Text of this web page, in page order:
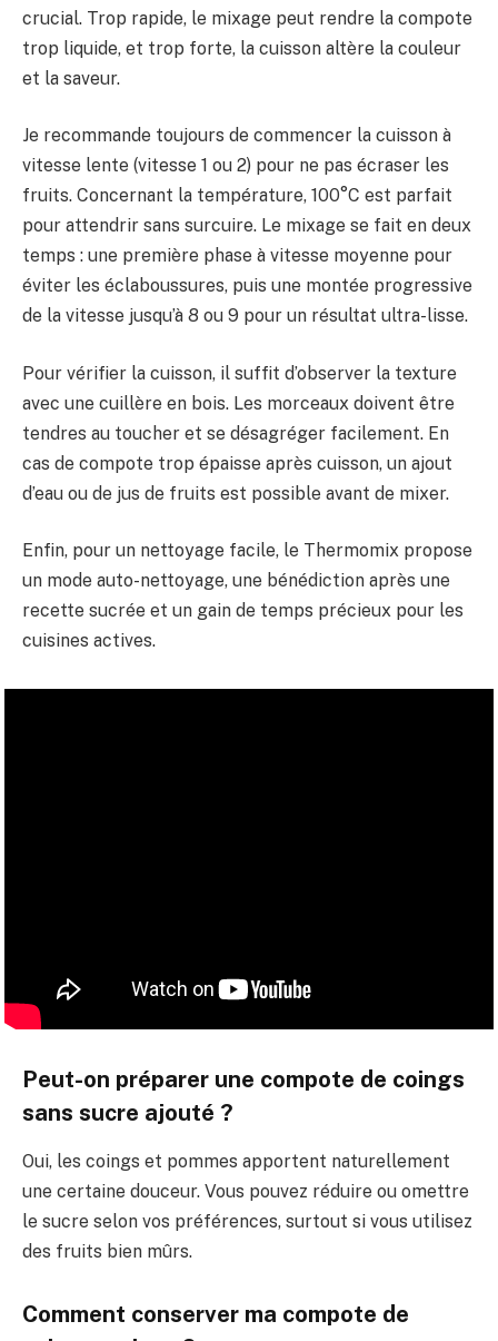
crucial. Trop rapide, le mixage peut rendre la compote
trop liquide, et trop forte, la cuisson altère la couleur
et la saveur.
Je recommande toujours de commencer la cuisson à
vitesse lente (vitesse 1 ou 2) pour ne pas écraser les
fruits. Concernant la température, 100°C est parfait
pour attendrir sans surcuire. Le mixage se fait en deux
temps : une première phase à vitesse moyenne pour
éviter les éclaboussures, puis une montée progressive
de la vitesse jusqu’à 8 ou 9 pour un résultat ultra-lisse.
Pour vérifier la cuisson, il suffit d’observer la texture
avec une cuillère en bois. Les morceaux doivent être
tendres au toucher et se désagréger facilement. En
cas de compote trop épaisse après cuisson, un ajout
d’eau ou de jus de fruits est possible avant de mixer.
Enfin, pour un nettoyage facile, le Thermomix propose
un mode auto-nettoyage, une bénédiction après une
recette sucrée et un gain de temps précieux pour les
cuisines actives.
Peut-on préparer une compote de coings
sans sucre ajouté ?
Oui, les coings et pommes apportent naturellement
une certaine douceur. Vous pouvez réduire ou omettre
le sucre selon vos préférences, surtout si vous utilisez
des fruits bien mûrs.
Comment conserver ma compote de